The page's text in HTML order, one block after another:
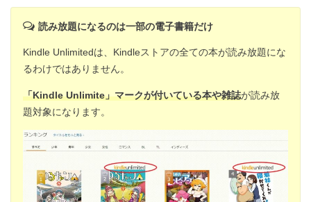
読み放題になるのは一部の電子書籍だけ
Kindle Unlimitedは、Kindleストアの全ての本が読み放題にな
るわけではありません。
「Kindle Unlimite」マークが付いている本や雑誌が読み放
題対象になります。